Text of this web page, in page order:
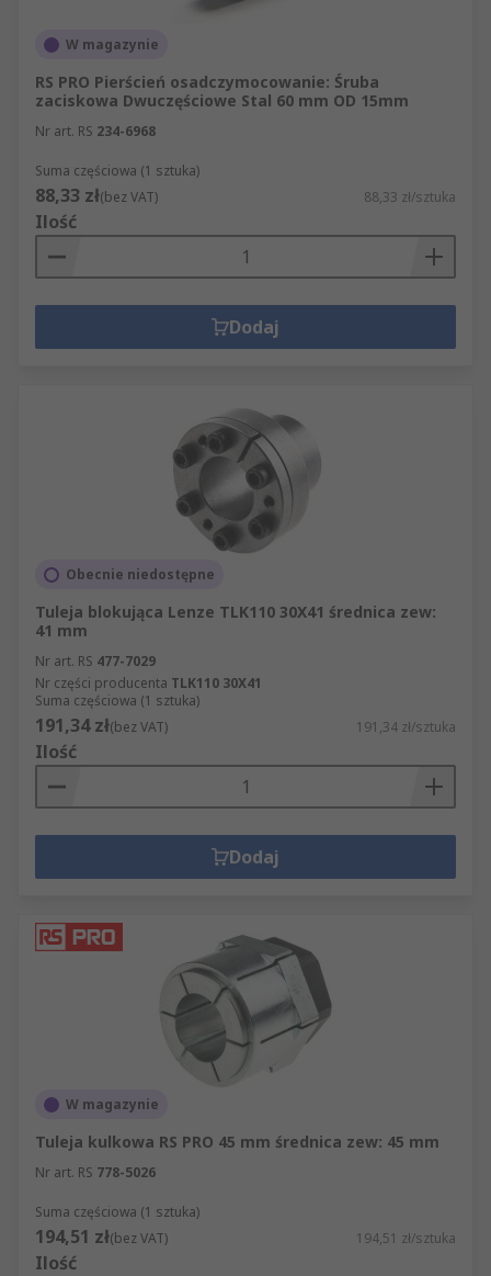
W magazynie
RS PRO Pierścień osadczymocowanie: Śruba
zaciskowa Dwuczęściowe Stal 60 mm OD 15mm
Nr art. RS 234-6968
Suma częściowa (1 sztuka)
88,33 zł(bez VAT) 88,33 zł/sztuka
Ilość
Dodaj
Obecnie niedostępne
Tuleja blokująca Lenze TLK110 30X41 średnica zew:
41 mm
Nr art. RS 477-7029
Nr części producenta TLK110 30X41
Suma częściowa (1 sztuka)
191,34 zł(bez VAT) 191,34 zł/sztuka
Ilość
Dodaj
W magazynie
Tuleja kulkowa RS PRO 45 mm średnica zew: 45 mm
Nr art. RS 778-5026
Suma częściowa (1 sztuka)
194,51 zł(bez VAT) 194,51 zł/sztuka
Ilość